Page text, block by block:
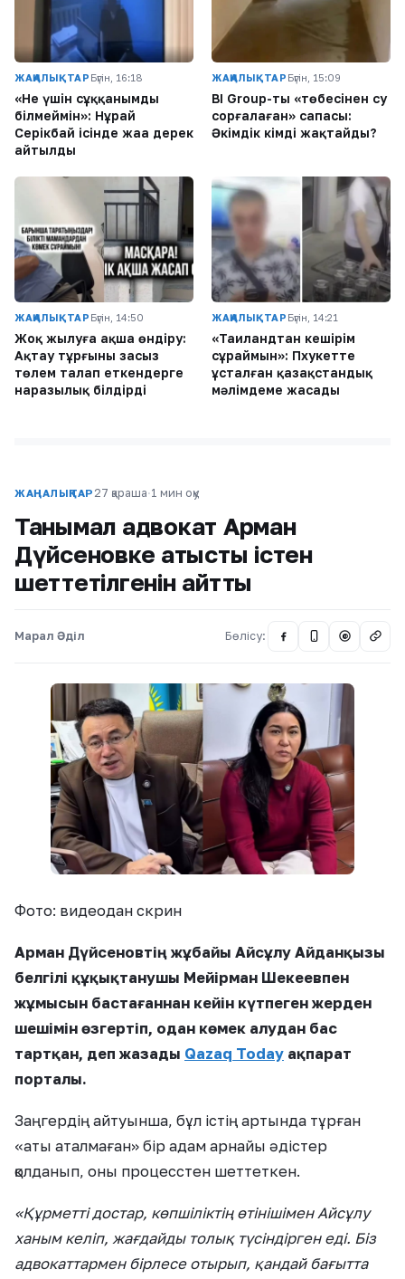
ЖАҢАЛЫҚТАР Бүгін, 16:18
«Не үшін сұққанымды
білмеймін»: Нұрай
Серікбай ісінде жаңа дерек
айтылды
ЖАҢАЛЫҚТАР Бүгін, 15:09
BI Group-тың «төбесінен су
сорғалаған» сапасы:
Әкімдік кімді жақтайды?
ЖАҢАЛЫҚТАР Бүгін, 14:50
Жоқ жылуға ақша өндіру:
Ақтау тұрғыны заңсыз
төлем талап еткендерге
наразылық білдірді
ЖАҢАЛЫҚТАР Бүгін, 14:21
«Таиландтан кешірім
сұраймын»: Пхукетте
ұсталған қазақстандық
мәлімдеме жасады
ЖАҢАЛЫҚТАР 27 қараша·1 мин оқу
Танымал адвокат Арман
Дүйсеновке қатысты істен
шеттетілгенін айтты
Марал Әділ Бөлісу: @
Фото: видеодан скрин
Арман Дүйсеновтің жұбайы Айсұлу Айданқызы
белгілі құқықтанушы Мейірман Шекеевпен
жұмысын бастағаннан кейін күтпеген жерден
шешімін өзгертіп, одан көмек алудан бас
тартқан, деп жазады Qazaq Today ақпарат
порталы.
Заңгердің айтуынша, бұл істің артында тұрған
«аты аталмаған» бір адам арнайы әдістер
қолданып, оны процесстен шеттеткен.
«Құрметті достар, көпшіліктің өтінішімен Айсұлу
ханым келіп, жағдайды толық түсіндірген еді. Біз
адвокаттармен бірлесе отырып, қандай бағытта